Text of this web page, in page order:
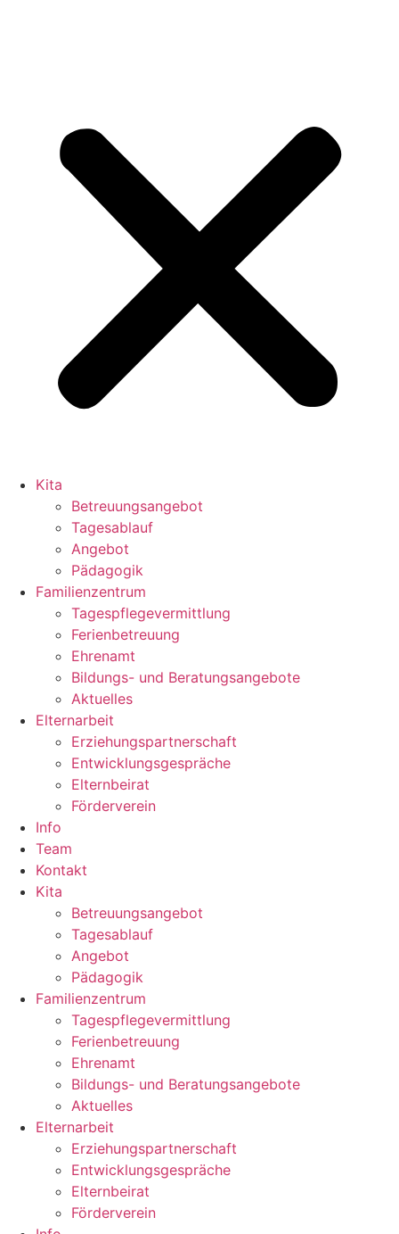
Kita
Betreuungsangebot
Tagesablauf
Angebot
Pädagogik
Familienzentrum
Tagespflegevermittlung
Ferienbetreuung
Ehrenamt
Bildungs- und Beratungsangebote
Aktuelles
Elternarbeit
Erziehungspartnerschaft
Entwicklungsgespräche
Elternbeirat
Förderverein
Info
Team
Kontakt
Kita
Betreuungsangebot
Tagesablauf
Angebot
Pädagogik
Familienzentrum
Tagespflegevermittlung
Ferienbetreuung
Ehrenamt
Bildungs- und Beratungsangebote
Aktuelles
Elternarbeit
Erziehungspartnerschaft
Entwicklungsgespräche
Elternbeirat
Förderverein